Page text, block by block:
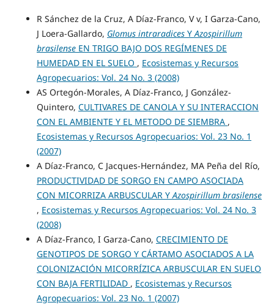
R Sánchez de la Cruz, A Díaz-Franco, V v, I Garza-Cano,
J Loera-Gallardo, Glomus intraradicesYAzospirillum
brasilenseEN TRIGO BAJO DOS REGÍMENES DE
HUMEDAD EN EL SUELO , Ecosistemas y Recursos
Agropecuarios: Vol. 24 No. 3 (2008)
AS Ortegón-Morales, A Díaz-Franco, J González-
Quintero, CULTIVARES DE CANOLA Y SU INTERACCION
CON EL AMBIENTE Y EL METODO DE SIEMBRA ,
Ecosistemas y Recursos Agropecuarios: Vol. 23 No. 1
(2007)
A Díaz-Franco, C Jacques-Hernández, MA Peña del Río,
PRODUCTIVIDAD DE SORGO EN CAMPO ASOCIADA
CON MICORRIZA ARBUSCULAR YAzospirillum brasilense
, Ecosistemas y Recursos Agropecuarios: Vol. 24 No. 3
(2008)
A Díaz-Franco, I Garza-Cano, CRECIMIENTO DE
GENOTIPOS DE SORGO Y CÁRTAMO ASOCIADOS A LA
COLONIZACIÓN MICORRÍZICA ARBUSCULAR EN SUELO
CON BAJA FERTILIDAD , Ecosistemas y Recursos
Agropecuarios: Vol. 23 No. 1 (2007)